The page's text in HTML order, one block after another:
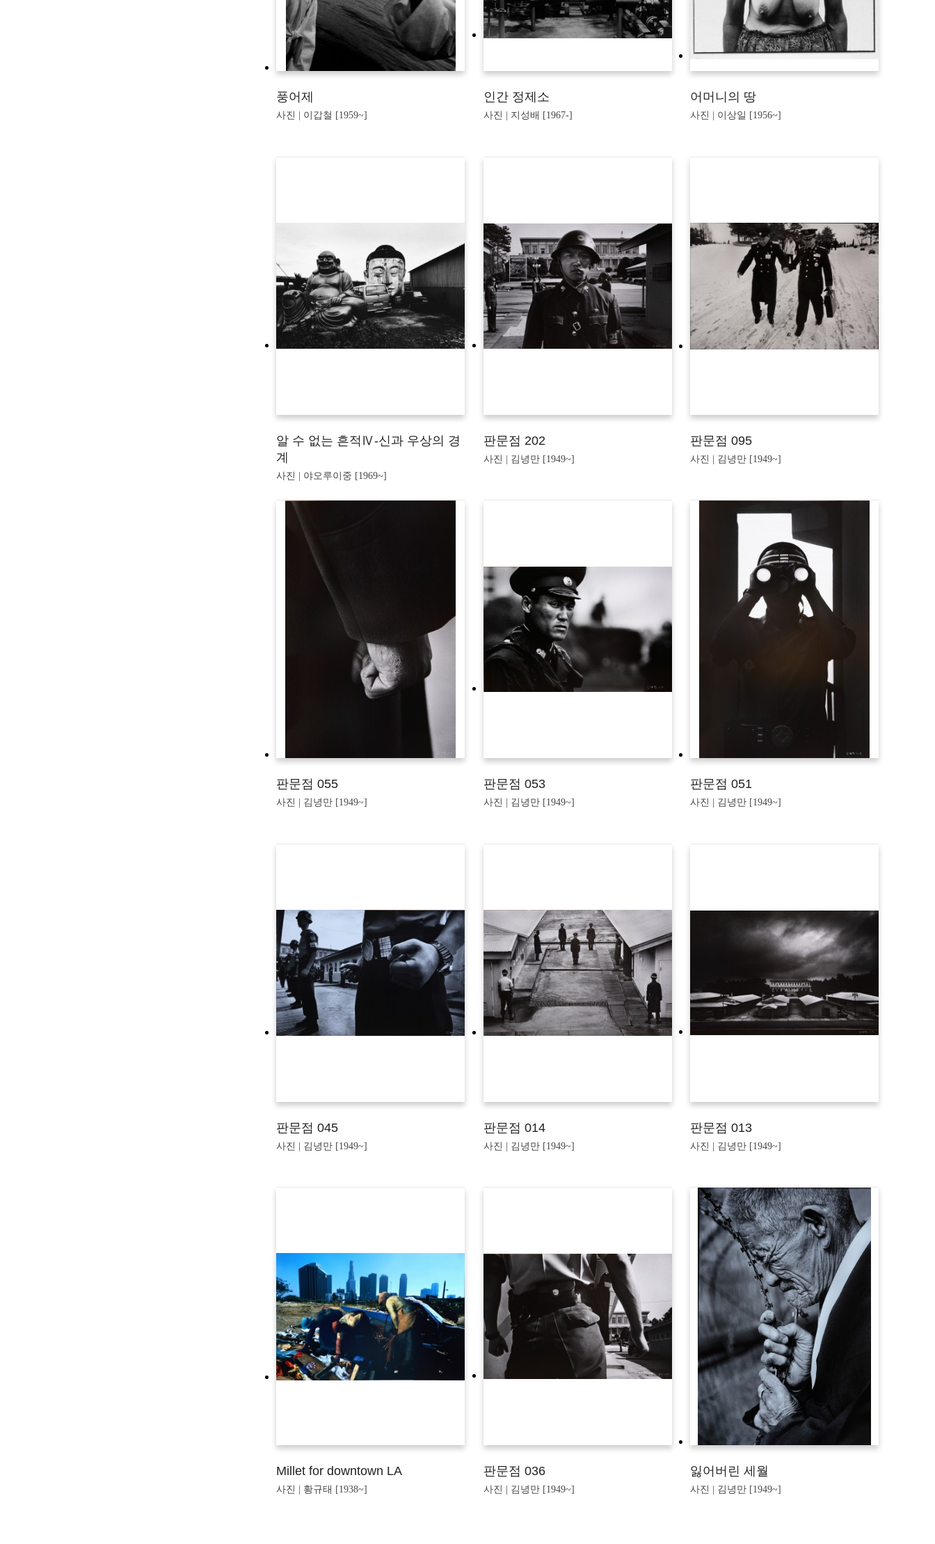
풍어제
사진 | 이갑철 [1959~]
인간 정제소
사진 | 지성배 [1967-]
어머니의 땅
사진 | 이상일 [1956~]
알 수 없는 흔적Ⅳ-신과 우상의 경
계
사진 | 야오루이중 [1969~]
판문점 202
사진 | 김녕만 [1949~]
판문점 095
사진 | 김녕만 [1949~]
판문점 055
사진 | 김녕만 [1949~]
판문점 053
사진 | 김녕만 [1949~]
판문점 051
사진 | 김녕만 [1949~]
판문점 045
사진 | 김녕만 [1949~]
판문점 014
사진 | 김녕만 [1949~]
판문점 013
사진 | 김녕만 [1949~]
Millet for downtown LA
사진 | 황규태 [1938~]
판문점 036
사진 | 김녕만 [1949~]
잃어버린 세월
사진 | 김녕만 [1949~]